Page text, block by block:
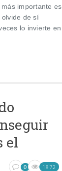
importante es
olvide de sí
lo invierte en
el
0 1872